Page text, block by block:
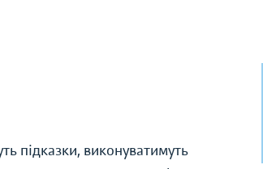
підказки, виконуватимуть